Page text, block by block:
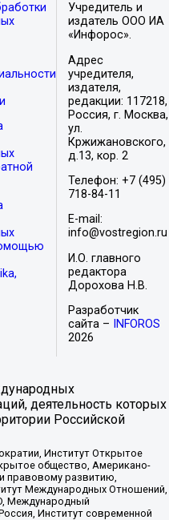
Учредитель и
издатель ООО ИА
«Инфорос».
Адрес
учредителя,
издателя,
редакции: 117218,
Россия, г. Москва,
ул.
Кржижановского,
д.13, кор. 2
Телефон: +7 (495)
718-84-11
E-mail:
info@vostregion.ru
И.О. главного
редактора
Дорохова Н.В.
Разработчик
сайта –
INFOROS
2026
деятельность которых
Российской
Институт Открытое
общество, Американо-
правовому развитию,
Международных Отношений,
Международный
Институт современной